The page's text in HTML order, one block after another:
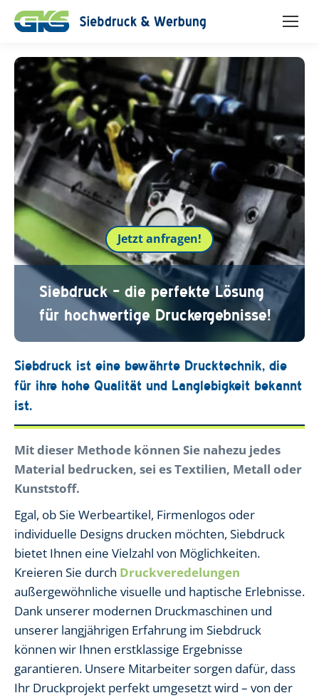
Jetzt anfragen!
Siebdruck – die perfekte Lösung
für hochwertige Druckergebnisse!
Siebdruck ist eine bewährte Drucktechnik, die
für ihre hohe Qualität und Langlebigkeit bekannt
ist.
Mit dieser Methode können Sie nahezu jedes
Material bedrucken, sei es Textilien, Metall oder
Kunststoff.
Egal, ob Sie Werbeartikel, Firmenlogos oder
individuelle Designs drucken möchten, Siebdruck
bietet Ihnen eine Vielzahl von Möglichkeiten.
Kreieren Sie durch Druckveredelungen
außergewöhnliche visuelle und haptische Erlebnisse.
Dank unserer modernen Druckmaschinen und
unserer langjährigen Erfahrung im Siebdruck
können wir Ihnen erstklassige Ergebnisse
garantieren. Unsere Mitarbeiter sorgen dafür, dass
Ihr Druckprojekt perfekt umgesetzt wird – von der